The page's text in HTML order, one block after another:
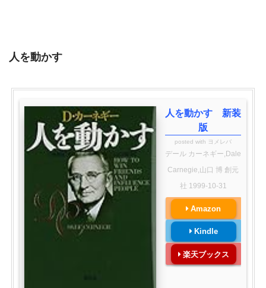
人を動かす
人を動かす 新装
版
posted with ヨメレバ
デール カーネギー,Dale
Carnegie,山口 博 創元
社 1999-10-31
Amazon
Kindle
楽天ブックス